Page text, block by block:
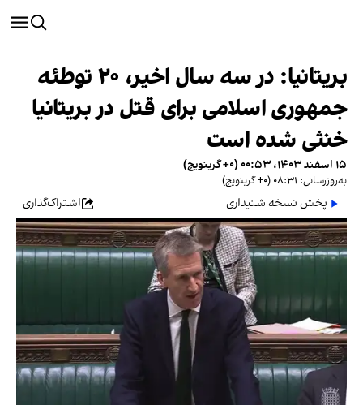
بریتانیا: در سه سال‌ اخیر، ۲۰ توطئه
جمهوری‌ اسلامی برای قتل در بریتانیا
خنثی شده است
۱۵ اسفند ۱۴۰۳، ۰۰:۵۳ (‎+۰ گرینویچ)
به‌روزرسانی: ۰۸:۳۱ (‎+۰ گرینویچ)
پخش نسخه شنیداری اشتراک‌گذاری